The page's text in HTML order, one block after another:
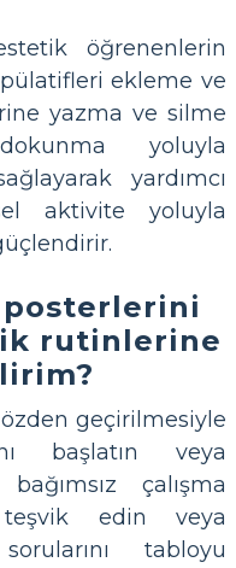
öğrenenlerin
ekleme ve
yazma ve silme
yoluyla
yardımcı
aktivite yoluyla
posterlerini
rutinlerine
geçirilmesiyle
başlatın veya
çalışma
teşvik edin veya
tabloyu